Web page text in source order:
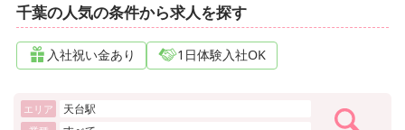
千葉の人気の条件から求人を探す
入社祝い金あり 1日体験入社OK
エリア 天台駅